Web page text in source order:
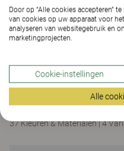
Oberon
Oberon vergadertafel,
37 Kleuren & Materialen|4
Door op “Alle cookies accepteren”
van cookies op uw apparaat voor
analyseren van websitegebruik en
marketingprojecten.
Cookie-instellingen
Alle